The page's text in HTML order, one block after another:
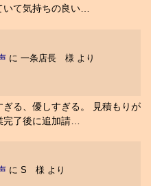
て気持ちの良い…
に 一条店長 様 より
る、優しすぎる。 見積もりが
了後に追加請…
に S 様 より